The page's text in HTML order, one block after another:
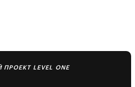
LEVEL ONE